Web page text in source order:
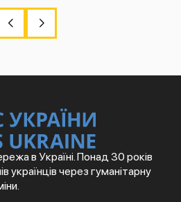
в Україні. Понад 30 років
українців через гуманітарну